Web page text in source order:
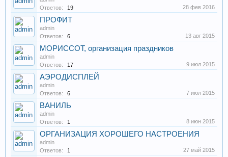
Ответов:
19 28 фев 2016
ПРОФИТ
admin
Ответов:
6 13 авг 2015
МОРИССОТ, организация праздников
admin
Ответов:
17 9 июл 2015
АЭРОДИСПЛЕЙ
admin
Ответов:
6 7 июл 2015
ВАНИЛЬ
admin
Ответов:
1 8 июн 2015
ОРГАНИЗАЦИЯ ХОРОШЕГО НАСТРОЕНИЯ
admin
Ответов:
1 27 май 2015